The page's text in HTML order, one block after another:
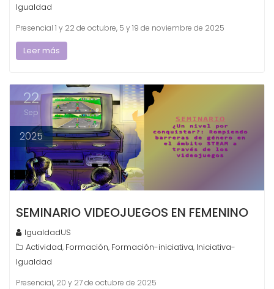
Igualdad
Presencial 1 y 22 de octubre, 5 y 19 de noviembre de 2025
Leer más
22
Sep
2025
SEMINARIO VIDEOJUEGOS EN FEMENINO
IgualdadUS
Actividad, Formación, Formación-iniciativa, Iniciativa-
Igualdad
Presencial, 20 y 27 de octubre de 2025